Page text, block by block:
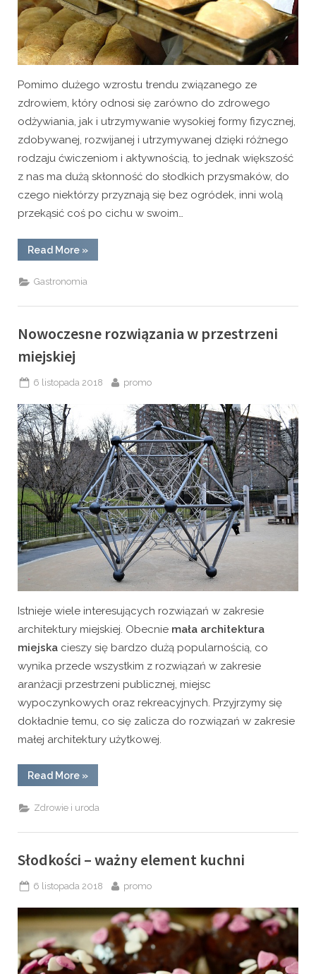
Pomimo dużego wzrostu trendu związanego ze
zdrowiem, który odnosi się zarówno do zdrowego
odżywiania, jak i utrzymywanie wysokiej formy fizycznej,
zdobywanej, rozwijanej i utrzymywanej dzięki różnego
rodzaju ćwiczeniom i aktywnością, to jednak większość
z nas ma dużą skłonność do słodkich przysmaków, do
czego niektórzy przyznają się bez ogródek, inni wolą
przekąsić coś po cichu w swoim…
Read More“Skąd
czerpać
o
nowościach
piekarnictwie?”
»
Gastronomia
Nowoczesne rozwiązania w przestrzeni
miejskiej
Posted
6 listopada 2018 By
promo
Istnieje wiele interesujących rozwiązań w zakresie
architektury miejskiej. Obecnie mała architektura
miejska cieszy się bardzo dużą popularnością, co
wynika przede wszystkim z rozwiązań w zakresie
aranżacji przestrzeni publicznej, miejsc
wypoczynkowych oraz rekreacyjnych. Przyjrzymy się
dokładnie temu, co się zalicza do rozwiązań w zakresie
małej architektury użytkowej.
Read More“Nowoczesne
rozwiązania
przestrzeni
miejskiej”
»
Zdrowie i uroda
Słodkości – ważny element kuchni
Posted
6 listopada 2018 By
promo